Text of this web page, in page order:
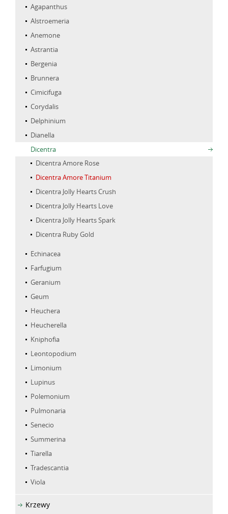
Agapanthus
Alstroemeria
Anemone
Astrantia
Bergenia
Brunnera
Cimicifuga
Corydalis
Delphinium
Dianella
Dicentra
Dicentra Amore Rose
Dicentra Amore Titanium
Dicentra Jolly Hearts Crush
Dicentra Jolly Hearts Love
Dicentra Jolly Hearts Spark
Dicentra Ruby Gold
Echinacea
Farfugium
Geranium
Geum
Heuchera
Heucherella
Kniphofia
Leontopodium
Limonium
Lupinus
Polemonium
Pulmonaria
Senecio
Summerina
Tiarella
Tradescantia
Viola
Krzewy